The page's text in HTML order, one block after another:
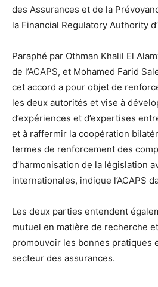
des Assurances et de la
la Financial Regulatory Authority
Paraphé par Othman Khalil El
de l’ACAPS, et Mohamed Farid
cet accord a pour objet de
les deux autorités et vise à
d’expériences et d’expertises
et à raffermir la coopération
termes de renforcement des
d’harmonisation de la législation
internationales, indique l’ACAPS
Les deux parties entendent
mutuel en matière de recherche
promouvoir les bonnes pratiques
secteur des assurances.